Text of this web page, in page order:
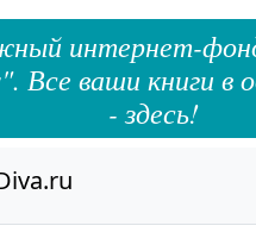
интернет-
Все ваши книги в
- здесь!